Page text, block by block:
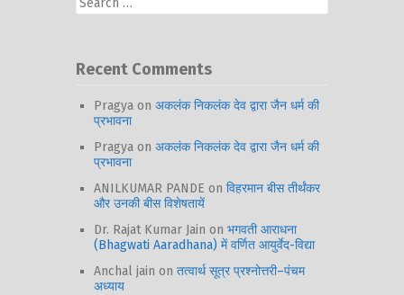
for:
Recent Comments
Pragya on अकलंक निकलंक देव द्वारा जैन धर्म की
प्रभावना
Pragya on अकलंक निकलंक देव द्वारा जैन धर्म की
प्रभावना
ANILKUMAR PANDE on विहरमान बीस तीर्थंकर
और उनकी बीस विशेषतायें
Dr. Rajat Kumar Jain on भगवती आराधना
(Bhagwati Aaradhana) में वर्णित आयुर्वेद-विद्या
Anchal jain on तत्वार्थ सूत्र प्रश्नोत्तरी–पंचम
अध्याय